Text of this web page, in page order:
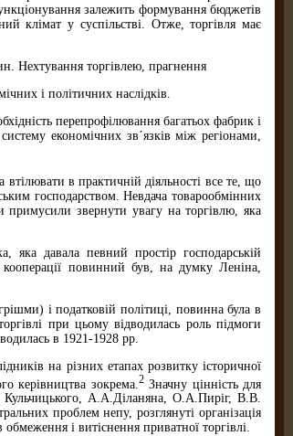
залежить формування бюджетів
клімат у суспільстві. Отже, торгівля має
Нехтування торгівлею, прагнення
і політичних наслідків.
перепрофілювання багатьох фабрик і
економічних зв´язків між регіонами,
втілювати в практичній діяльності все те, що
господарством. Невдача товарообмінних
звернути увагу на торгівлю, яка
яка давала певний простір господарській
кооперації повинний був, на думку Леніна,
і податковій політиці, повинна була в
при цьому відводилась роль підмоги
в 1921-1928 рр.
на різних етапах розвитку історичної
керівництва зокрема. 2Значну цінність для
Кульчицького, А.А.Діланяна, О.А.Пиріг, В.В.
проблем непу, розглянуті організація
і витіснення приватної торгівлі.